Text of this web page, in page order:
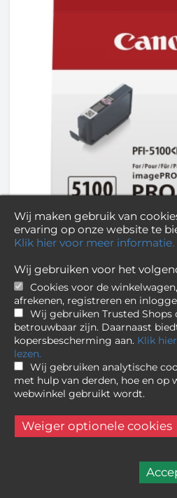
Magenta Ink Tank
17,49
Niet op voorraad
Wij maken gebruik van
ervaring op onze website te
Klik hier voor meer informatie.
Wij gebruiken voor het
Cookies voor de
afrekenen, registreren en
Wij gebruiken Trusted
betrouwbaar zijn. Daarnaast
kopersbescherming aan. Klik
lezen.
Wij gebruiken analytische
met hulp van derden, hoe en op
webwinkel gebruikt wordt.
Weiger optionele cookies